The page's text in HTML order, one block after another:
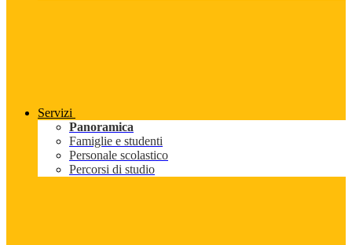
Servizi
Panoramica
Famiglie e studenti
Personale scolastico
Percorsi di studio